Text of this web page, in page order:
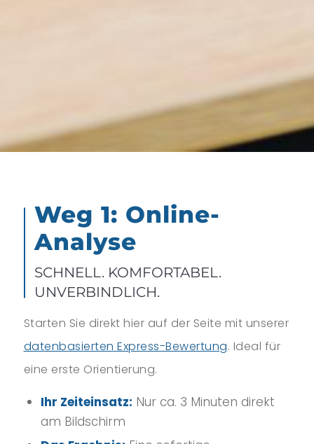
Weg 1: Online-
Analyse
SCHNELL. KOMFORTABEL.
UNVERBINDLICH.
Starten Sie direkt hier auf der Seite mit unserer
datenbasierten Express-Bewertung. Ideal für
eine erste Orientierung.
Ihr Zeiteinsatz: Nur ca. 3 Minuten direkt
am Bildschirm